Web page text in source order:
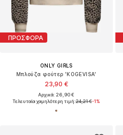
ΠΡΟΣΦΟΡΑ
ONLY GIRLS
Μπλούζα φούτερ 'KOGEVISA'
23,90 €
Αρχικά: 26,90 €
Τελευταία χαμηλότερη τιμή:24,21 €-1%